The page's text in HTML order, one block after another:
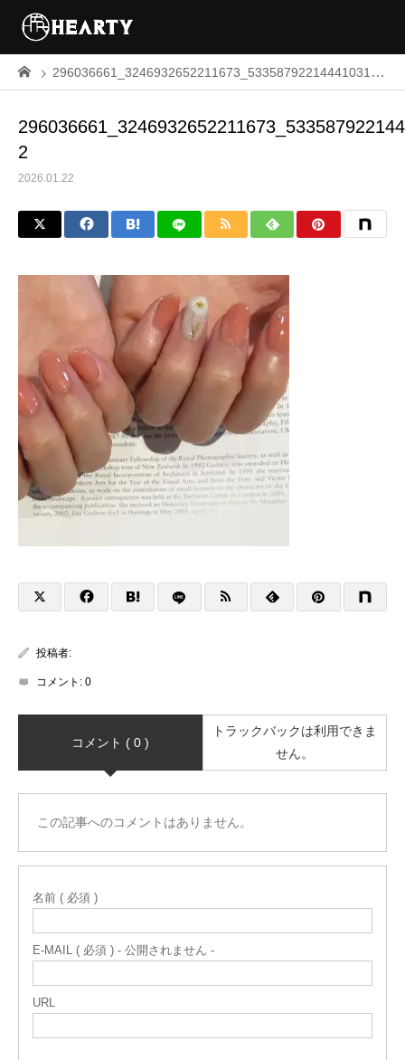
296036661_3246932652211673_5335879221444103103_n-2
2
2026.01.22
投稿者:
コメント: 0
コメント ( 0 )
トラックバックは利用できま
せん。
この記事へのコメントはありません。
名前 ( 必須 )
E-MAIL ( 必須 ) - 公開されません -
URL